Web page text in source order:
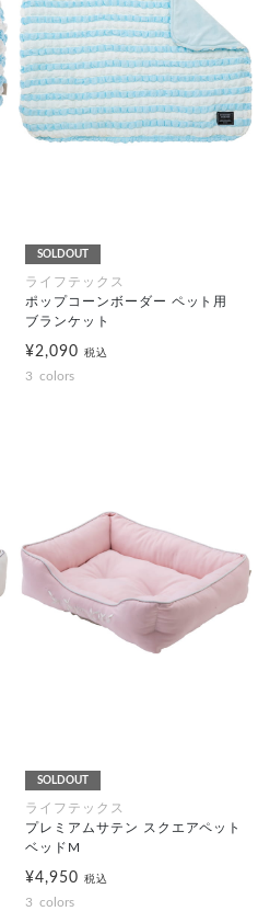
SOLDOUT
ライフテックス
ポップコーンボーダー ペット用
ブランケット
¥2,090 税込
3 colors
SOLDOUT
ライフテックス
プレミアムサテン スクエアペット
ベッドM
¥4,950 税込
3 colors